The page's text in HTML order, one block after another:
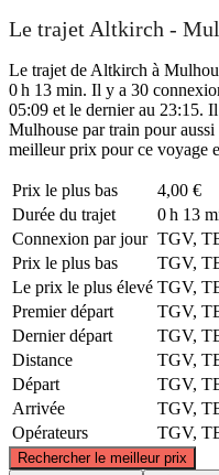
Le trajet Altkirch -
Le trajet de Altkirch à
0 h 13 min. Il y a 30
05:09 et le dernier au 23:15.
Mulhouse par train pour
meilleur prix pour ce voyage
Prix ​​le plus bas
4,00 €
Durée du trajet
0 h 13
Connexion par jour TGV,
Prix ​​le plus bas
TGV,
Le prix le plus élevé TGV,
Premier départ
TGV,
Dernier départ
TGV,
Distance
TGV,
Départ
TGV,
Arrivée
TGV,
Opérateurs
TGV,
Rechercher le meilleur prix